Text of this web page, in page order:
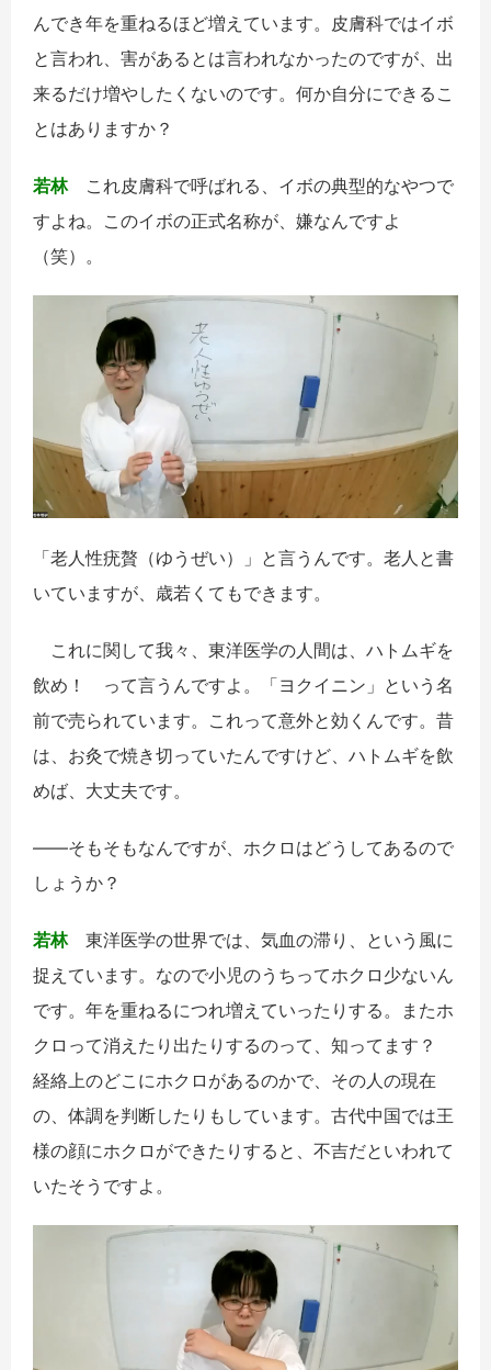
んでき年を重ねるほど増えています。皮膚科ではイボ
と言われ、害があるとは言われなかったのですが、出
来るだけ増やしたくないのです。何か自分にできるこ
とはありますか？
若林これ皮膚科で呼ばれる、イボの典型的なやつで
すよね。このイボの正式名称が、嫌なんですよ
（笑）。
「老人性疣贅（ゆうぜい）」と言うんです。老人と書
いていますが、歳若くてもできます。
これに関して我々、東洋医学の人間は、ハトムギを
飲め！ って言うんですよ。「ヨクイニン」という名
前で売られています。これって意外と効くんです。昔
は、お灸で焼き切っていたんですけど、ハトムギを飲
めば、大丈夫です。
――そもそもなんですが、ホクロはどうしてあるので
しょうか？
若林東洋医学の世界では、気血の滞り、という風に
捉えています。なので小児のうちってホクロ少ないん
です。年を重ねるにつれ増えていったりする。またホ
クロって消えたり出たりするのって、知ってます？
経絡上のどこにホクロがあるのかで、その人の現在
の、体調を判断したりもしています。古代中国では王
様の顔にホクロができたりすると、不吉だといわれて
いたそうですよ。